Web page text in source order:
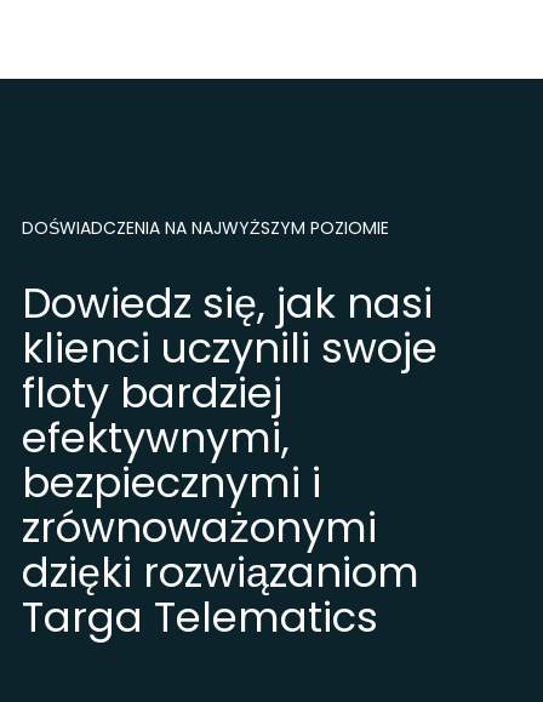
DOŚWIADCZENIA NA NAJWYŻSZYM POZIOMIE
Dowiedz się, jak nasi
klienci uczynili swoje
floty bardziej
efektywnymi,
bezpiecznymi i
zrównoważonymi
dzięki rozwiązaniom
Targa Telematics